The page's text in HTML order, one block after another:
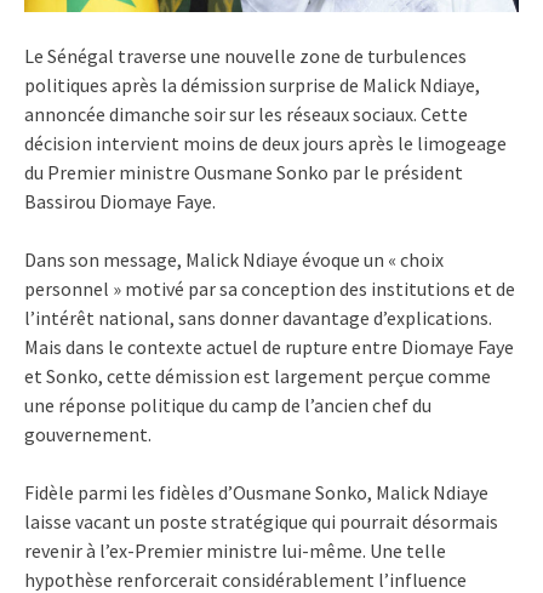
Le Sénégal traverse une nouvelle zone de turbulences
politiques après la démission surprise de Malick Ndiaye,
annoncée dimanche soir sur les réseaux sociaux. Cette
décision intervient moins de deux jours après le limogeage
du Premier ministre Ousmane Sonko par le président
Bassirou Diomaye Faye.
Dans son message, Malick Ndiaye évoque un « choix
personnel » motivé par sa conception des institutions et de
l’intérêt national, sans donner davantage d’explications.
Mais dans le contexte actuel de rupture entre Diomaye Faye
et Sonko, cette démission est largement perçue comme
une réponse politique du camp de l’ancien chef du
gouvernement.
Fidèle parmi les fidèles d’Ousmane Sonko, Malick Ndiaye
laisse vacant un poste stratégique qui pourrait désormais
revenir à l’ex-Premier ministre lui-même. Une telle
hypothèse renforcerait considérablement l’influence